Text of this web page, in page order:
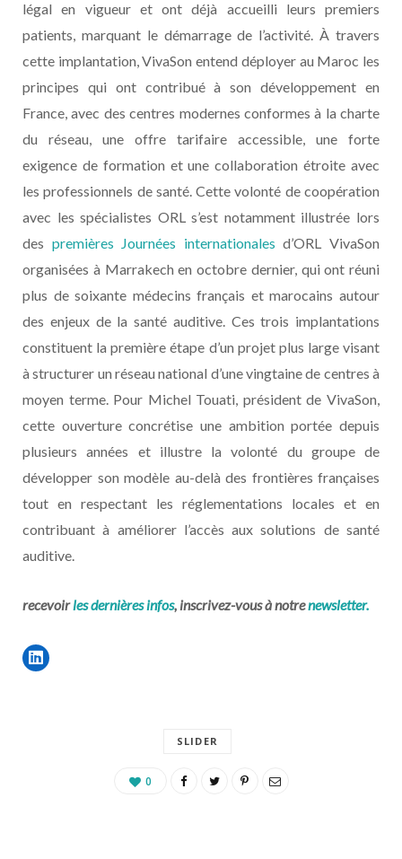
légal en vigueur et ont déjà accueilli leurs premiers
patients, marquant le démarrage de l’activité. À travers
cette implantation, VivaSon entend déployer au Maroc les
principes qui ont contribué à son développement en
France, avec des centres modernes conformes à la charte
du réseau, une offre tarifaire accessible, une forte
exigence de formation et une collaboration étroite avec
les professionnels de santé. Cette volonté de coopération
avec les spécialistes ORL s’est notamment illustrée lors
des premières Journées internationales d’ORL VivaSon
organisées à Marrakech en octobre dernier, qui ont réuni
plus de soixante médecins français et marocains autour
des enjeux de la santé auditive. Ces trois implantations
constituent la première étape d’un projet plus large visant
à structurer un réseau national d’une vingtaine de centres à
moyen terme. Pour Michel Touati, président de VivaSon,
cette ouverture concrétise une ambition portée depuis
plusieurs années et illustre la volonté du groupe de
développer son modèle au-delà des frontières françaises
tout en respectant les réglementations locales et en
contribuant à améliorer l’accès aux solutions de santé
auditive.
recevoirles dernières infos, inscrivez-vous à notrenewsletter.
SLIDER
0